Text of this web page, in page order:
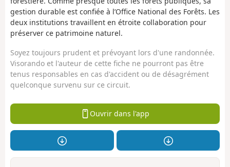
gestion durable est confiée à l’Office National des Forêts. Les
deux institutions travaillent en étroite collaboration pour
préserver ce patrimoine naturel.
Soyez toujours prudent et prévoyant lors d'une randonnée.
Visorando et l'auteur de cette fiche ne pourront pas être
tenus responsables en cas d'accident ou de désagrément
quelconque survenu sur ce circuit.
Ouvrir dans l'app